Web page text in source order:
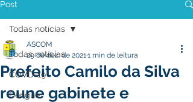
Post
Todas notícias
COVD-19
Dengue
Todas notícias
Prefeito Camilo da Silva
reune gabinete e
ASCOM
29 de dez. de 20211 min de leitura